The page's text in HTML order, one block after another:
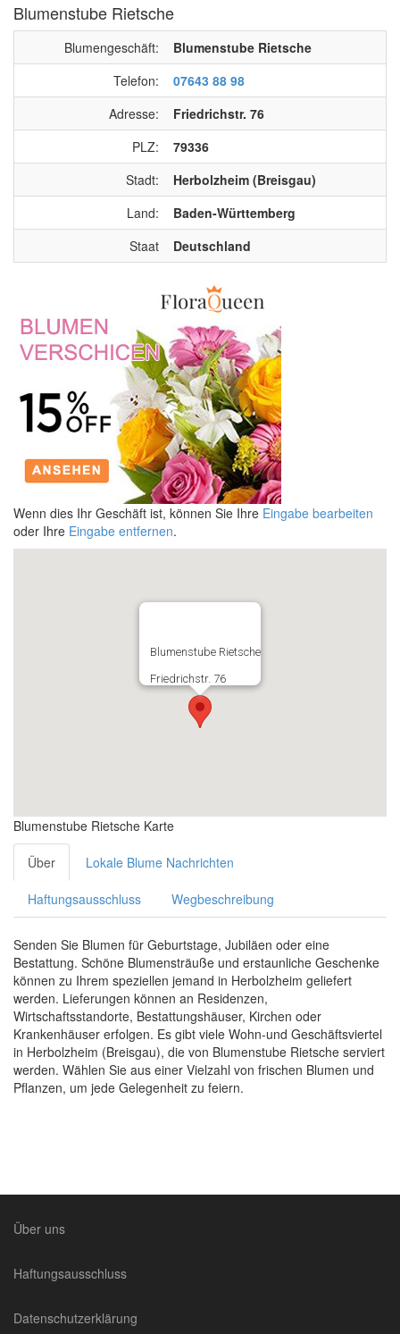
Blumenstube Rietsche
Blumengeschäft:
Blumenstube Rietsche
Telefon:
07643 88 98
Adresse:
Friedrichstr. 76
PLZ:
79336
Stadt:
Herbolzheim (Breisgau)
Land:
Baden-Württemberg
Staat
Deutschland
Wenn dies Ihr Geschäft ist, können Sie Ihre Eingabe bearbeiten
oder Ihre Eingabe entfernen.
Blumenstube Rietsche
Friedrichstr. 76
Blumenstube Rietsche Karte
Über Lokale Blume Nachrichten
Haftungsausschluss Wegbeschreibung
Senden Sie Blumen für Geburtstage, Jubiläen oder eine
Bestattung. Schöne Blumensträuße und erstaunliche Geschenke
können zu Ihrem speziellen jemand in Herbolzheim geliefert
werden. Lieferungen können an Residenzen,
Wirtschaftsstandorte, Bestattungshäuser, Kirchen oder
Krankenhäuser erfolgen. Es gibt viele Wohn-und Geschäftsviertel
in Herbolzheim (Breisgau), die von Blumenstube Rietsche serviert
werden. Wählen Sie aus einer Vielzahl von frischen Blumen und
Pflanzen, um jede Gelegenheit zu feiern.
Über uns
Haftungsausschluss
Datenschutzerklärung